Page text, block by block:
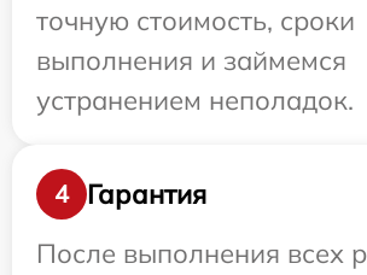
точную стоимость, сроки
выполнения и займемся
устранением неполадок.
4
Гарантия
После выполнения всех